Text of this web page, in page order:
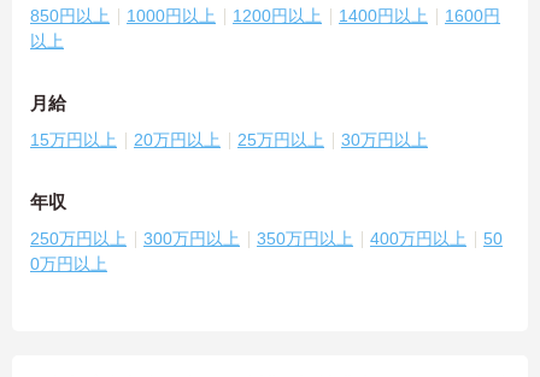
850円以上 1000円以上 1200円以上 1400円以上
1600円
以上
月給
15万円以上 20万円以上 25万円以上 30万円以上
年収
250万円以上 300万円以上 350万円以上 400万円以上
50
0万円以上